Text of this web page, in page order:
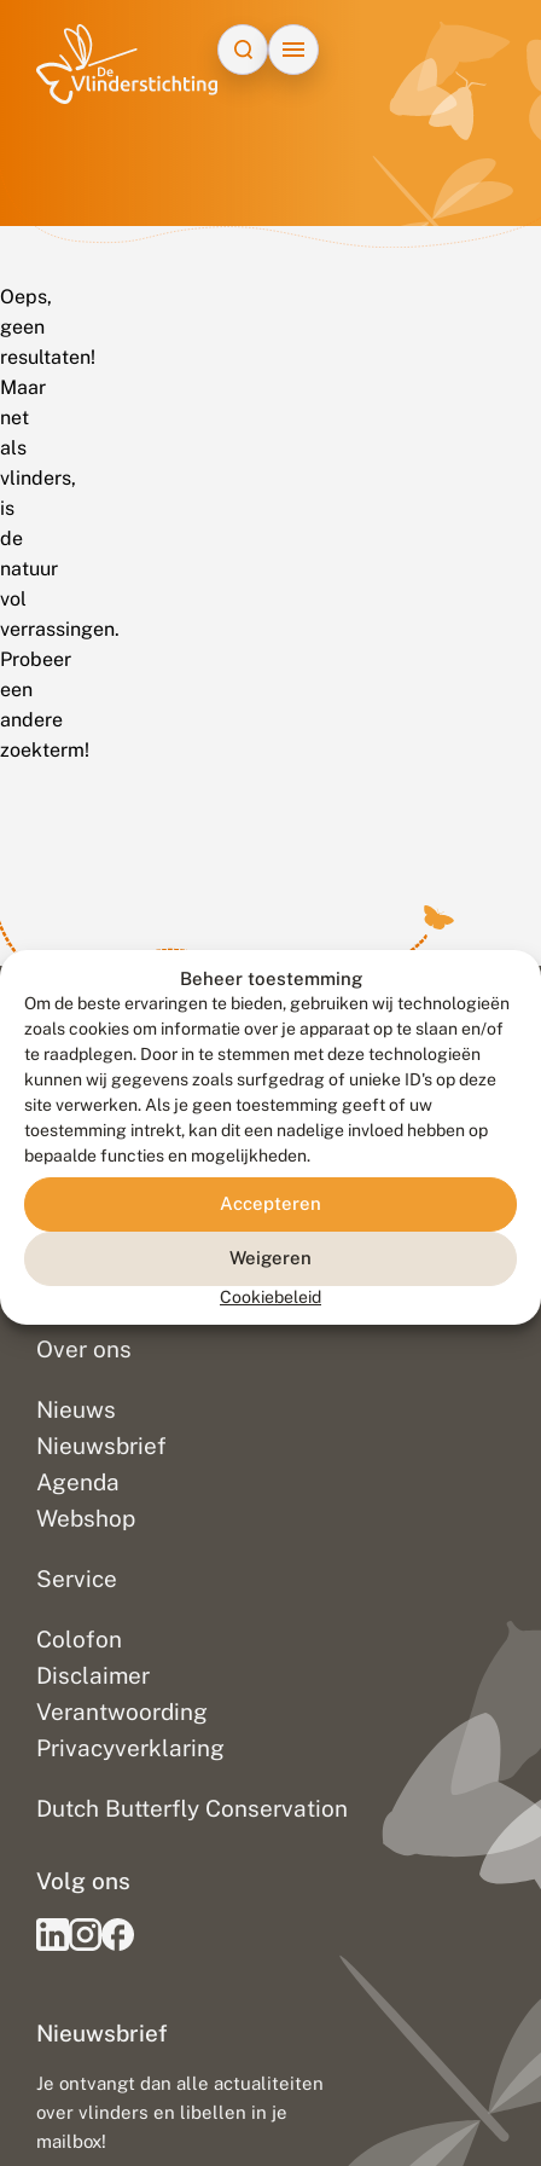
Beheer toestemming
Om de beste ervaringen te bieden, gebruiken wij technologieën
zoals cookies om informatie over je apparaat op te slaan en/of
te raadplegen. Door in te stemmen met deze technologieën
kunnen wij gegevens zoals surfgedrag of unieke ID's op deze
site verwerken. Als je geen toestemming geeft of uw
toestemming intrekt, kan dit een nadelige invloed hebben op
bepaalde functies en mogelijkheden.
Accepteren
Weigeren
Cookiebeleid
Oeps,
geen
resultaten!
Maar
net
als
vlinders,
is
de
natuur
vol
verrassingen.
Probeer
een
andere
zoekterm!
Contact
Veelgestelde vragen
Doneer
Over ons
Nieuws
Nieuwsbrief
Agenda
Webshop
Service
Colofon
Disclaimer
Verantwoording
Privacyverklaring
Dutch Butterfly Conservation
Nieuwsbrief
Je ontvangt dan alle actualiteiten
over vlinders en libellen in je
mailbox!
Volg ons
Meld waarnemingen© 2026 Vlinderstichting
Duurzaam ontwikkeld door
Go2People
, ontworpen door
Blue Field Agency
Privacy
Disclaimer
Sitemap